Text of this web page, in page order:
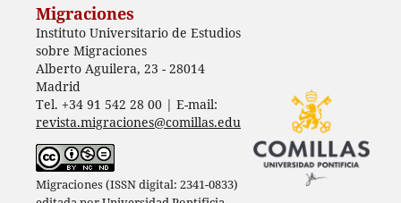
Migraciones
Instituto Universitario de Estudios
sobre Migraciones
Alberto Aguilera, 23 - 28014
Madrid
Tel. +34 91 542 28 00 | E-mail:
revista.migraciones@comillas.edu
Migraciones (ISSN digital: 2341-0833)